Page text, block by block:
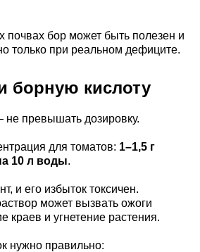
почвах бор может быть полезен и
только при реальном дефиците.
борную кислоту
превышать дозировку.
для томатов: 1–1,5 г
10 л воды.
и его избыток токсичен.
может вызвать ожоги
краев и угнетение растения.
нужно правильно: